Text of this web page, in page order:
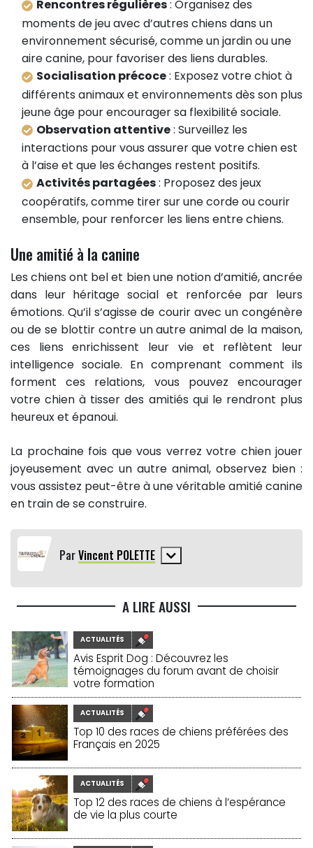
Rencontres régulières: Organisez des
moments de jeu avec d’autres chiens dans un
environnement sécurisé, comme un jardin ou une
aire canine, pour favoriser des liens durables.
Socialisation précoce: Exposez votre chiot à
différents animaux et environnements dès son plus
jeune âge pour encourager sa flexibilité sociale.
Observation attentive: Surveillez les
interactions pour vous assurer que votre chien est
à l’aise et que les échanges restent positifs.
Activités partagées: Proposez des jeux
coopératifs, comme tirer sur une corde ou courir
ensemble, pour renforcer les liens entre chiens.
Une amitié à la canine
Les chiens ont bel et bien une notion d’amitié, ancrée
dans leur héritage social et renforcée par leurs
émotions. Qu’il s’agisse de courir avec un congénère
ou de se blottir contre un autre animal de la maison,
ces liens enrichissent leur vie et reflètent leur
intelligence sociale. En comprenant comment ils
forment ces relations, vous pouvez encourager
votre chien à tisser des amitiés qui le rendront plus
heureux et épanoui.
La prochaine fois que vous verrez votre chien jouer
joyeusement avec un autre animal, observez bien :
vous assistez peut-être à une véritable amitié canine
en train de se construire.
ParVincent POLETTE
A LIRE AUSSI
ACTUALITÉS
Avis Esprit Dog : Découvrez les
témoignages du forum avant de choisir
votre formation
ACTUALITÉS
Top 10 des races de chiens préférées des
Français en 2025
ACTUALITÉS
Top 12 des races de chiens à l’espérance
de vie la plus courte